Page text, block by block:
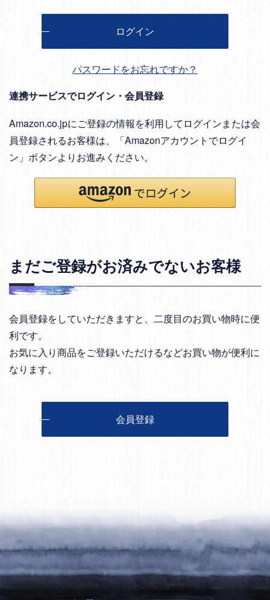
ログイン
パスワードをお忘れですか？
連携サービスでログイン・会員登録
Amazon.co.jpにご登録の情報を利用してログインまたは会
員登録されるお客様は、「Amazonアカウントでログイ
ン」ボタンよりお進みください。
まだご登録がお済みでないお客様
会員登録をしていただきますと、二度目のお買い物時に便
利です。
お気に入り商品をご登録いただけるなどお買い物が便利に
なります。
会員登録